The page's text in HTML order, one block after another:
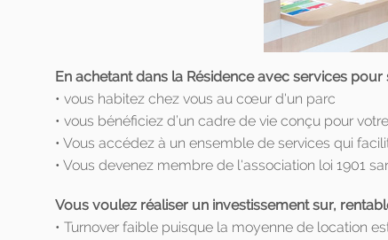
En achetant dans la Résidence avec services pour
• vous habitez chez vous au cœur d'un parc
• vous bénéficiez d’un cadre de vie conçu pour
• Vous accédez à un ensemble de services qui
• Vous devenez membre de l'association loi 1901
Vous voulez réaliser un investissement sur,
• Turnover faible puisque la moyenne de location